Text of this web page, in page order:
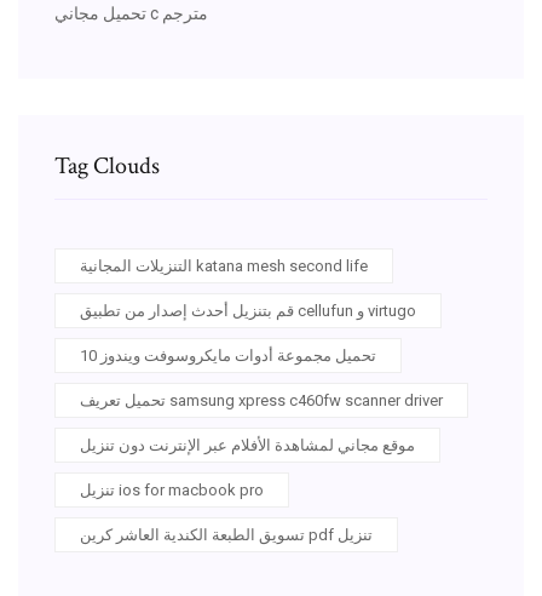
تحميل مجاني c مترجم
Tag Clouds
التنزيلات المجانية katana mesh second life
قم بتنزيل أحدث إصدار من تطبيق cellufun و virtugo
تحميل مجموعة أدوات مايكروسوفت ويندوز 10
تحميل تعريف samsung xpress c460fw scanner driver
موقع مجاني لمشاهدة الأفلام عبر الإنترنت دون تنزيل
تنزيل ios for macbook pro
تسويق الطبعة الكندية العاشر كرين pdf تنزيل